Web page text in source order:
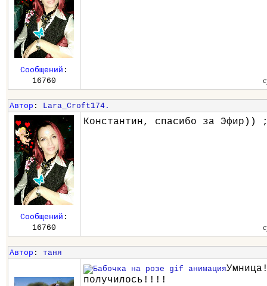
Сообщений :
16760
Автор : Lara_Croft174.
Константин, спасибо за
Сообщений :
16760
Автор : таня
получилось!!!!